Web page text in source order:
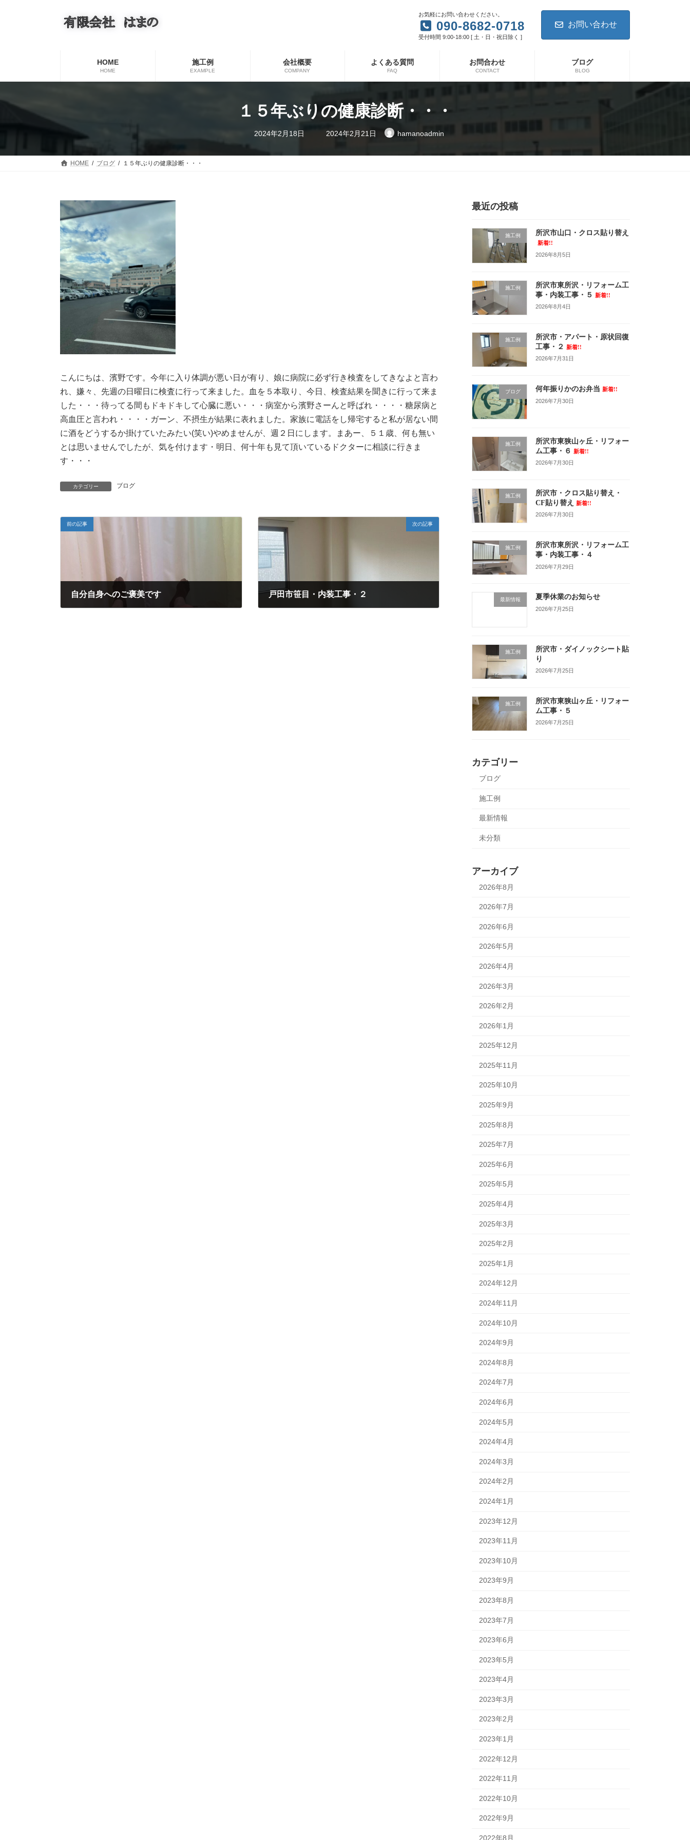
キ
プ
に
動
お気軽にお問い合わせください。
090-8682-0718
受付時間 9:00-18:00 [ 土・日・祝日除く ]
お問い合わせ
HOME
HOME
施工例
EXAMPLE
会社概要
COMPANY
よくある質問
FAQ
お問合わせ
CONTACT
ブログ
BLOG
１５年ぶりの健康診断・・・
2024年2月18日
最
終
日
2024年2月21日 hamanoadmin
HOME ブログ １５年ぶりの健康診断・・・
こんにちは、濱野です。今年に入り体調が悪い日が有り、娘に病院に必ず行き検査をしてきなよと言わ
れ、嫌々、先週の日曜日に検査に行って来ました。血を５本取り、今日、検査結果を聞きに行って来ま
した・・・待ってる間もドキドキして心臓に悪い・・・病室から濱野さーんと呼ばれ・・・・糖尿病と
高血圧と言われ・・・・ガーン、不摂生が結果に表れました。家族に電話をし帰宅すると私が居ない間
に酒をどうするか掛けていたみたい(笑い)やめませんが、週２日にします。まあー、５１歳、何も無い
とは思いませんでしたが、気を付けます・明日、何十年も見て頂いているドクターに相談に行きま
す・・・
カテゴリー ブログ
前の記事
自分自身へのご褒美です
次の記事
戸田市笹目・内装工事・２
最近の投稿
施工例 所沢市山口・クロス貼り替え
新着!!
2026年8月5日
施工例
所沢市東所沢・リフォーム工
事・内装工事・５
新着!!
2026年8月4日
施工例
所沢市・アパート・原状回復
工事・２
新着!!
2026年7月31日
ブログ 何年振りかのお弁当 新着!!
2026年7月30日
施工例
所沢市東狭山ヶ丘・リフォー
ム工事・６
新着!!
2026年7月30日
施工例
所沢市・クロス貼り替え・
CF貼り替え
新着!!
2026年7月30日
施工例
所沢市東所沢・リフォーム工
事・内装工事・４
2026年7月29日
最新情報 夏季休業のお知らせ
2026年7月25日
施工例
所沢市・ダイノックシート貼
り
2026年7月25日
施工例
所沢市東狭山ヶ丘・リフォー
ム工事・５
2026年7月25日
カテゴリー
ブログ
施工例
最新情報
未分類
アーカイブ
2026年8月
2026年7月
2026年6月
2026年5月
2026年4月
2026年3月
2026年2月
2026年1月
2025年12月
2025年11月
2025年10月
2025年9月
2025年8月
2025年7月
2025年6月
2025年5月
2025年4月
2025年3月
2025年2月
2025年1月
2024年12月
2024年11月
2024年10月
2024年9月
2024年8月
2024年7月
2024年6月
2024年5月
2024年4月
2024年3月
2024年2月
2024年1月
2023年12月
2023年11月
2023年10月
2023年9月
2023年8月
2023年7月
2023年6月
2023年5月
2023年4月
2023年3月
2023年2月
2023年1月
2022年12月
2022年11月
2022年10月
2022年9月
2022年8月